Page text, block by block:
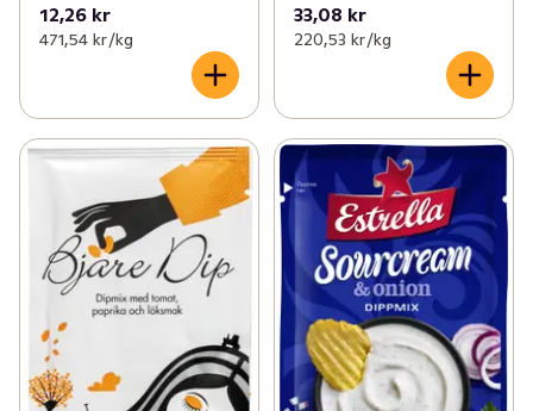
12,26 kr
471,54 kr /kg
33,08 kr
220,53 kr /kg